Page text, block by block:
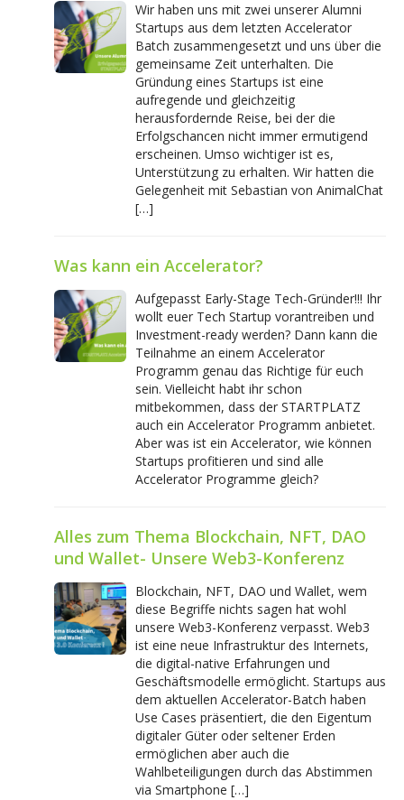
Wir haben uns mit zwei unserer Alumni
Startups aus dem letzten Accelerator
Batch zusammengesetzt und uns über die
gemeinsame Zeit unterhalten. Die
Gründung eines Startups ist eine
aufregende und gleichzeitig
herausfordernde Reise, bei der die
Erfolgschancen nicht immer ermutigend
erscheinen. Umso wichtiger ist es,
Unterstützung zu erhalten. Wir hatten die
Gelegenheit mit Sebastian von AnimalChat
[…]
Was kann ein Accelerator?
Aufgepasst Early-Stage Tech-Gründer!!! Ihr
wollt euer Tech Startup vorantreiben und
Investment-ready werden? Dann kann die
Teilnahme an einem Accelerator
Programm genau das Richtige für euch
sein. Vielleicht habt ihr schon
mitbekommen, dass der STARTPLATZ
auch ein Accelerator Programm anbietet.
Aber was ist ein Accelerator, wie können
Startups profitieren und sind alle
Accelerator Programme gleich?
Alles zum Thema Blockchain, NFT, DAO
und Wallet- Unsere Web3-Konferenz
Blockchain, NFT, DAO und Wallet, wem
diese Begriffe nichts sagen hat wohl
unsere Web3-Konferenz verpasst. Web3
ist eine neue Infrastruktur des Internets,
die digital-native Erfahrungen und
Geschäftsmodelle ermöglicht. Startups aus
dem aktuellen Accelerator-Batch haben
Use Cases präsentiert, die den Eigentum
digitaler Güter oder seltener Erden
ermöglichen aber auch die
Wahlbeteiligungen durch das Abstimmen
via Smartphone […]